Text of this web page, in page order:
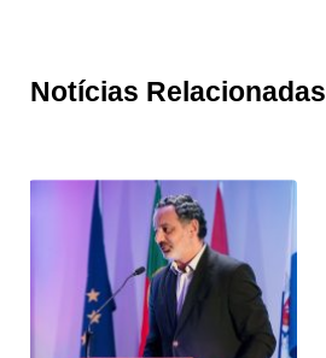
Notícias Relacionadas